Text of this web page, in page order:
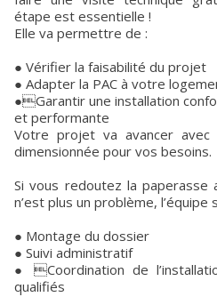
étape est essentielle !
Elle va permettre de :
● Vérifier la faisabilité du projet
● Adapter la PAC à votre
●Garantir une installation
et performante
Votre projet va avancer avec
dimensionnée pour vos besoins.
Si vous redoutez la paperasse
n’est plus un problème, l’équipe
● Montage du dossier
● Suivi administratif
● Coordination de
qualifiés